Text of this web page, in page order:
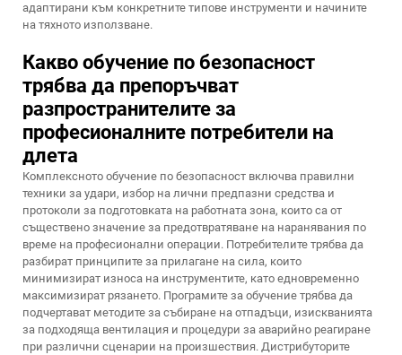
адаптирани към конкретните типове инструменти и начините
на тяхното използване.
Какво обучение по безопасност
трябва да препоръчват
разпространителите за
професионалните потребители на
длета
Комплексното обучение по безопасност включва правилни
техники за удари, избор на лични предпазни средства и
протоколи за подготовката на работната зона, които са от
съществено значение за предотвратяване на наранявания по
време на професионални операции. Потребителите трябва да
разбират принципите за прилагане на сила, които
минимизират износа на инструментите, като едновременно
максимизират рязането. Програмите за обучение трябва да
подчертават методите за събиране на отпадъци, изискванията
за подходяща вентилация и процедури за аварийно реагиране
при различни сценарии на произшествия. Дистрибуторите